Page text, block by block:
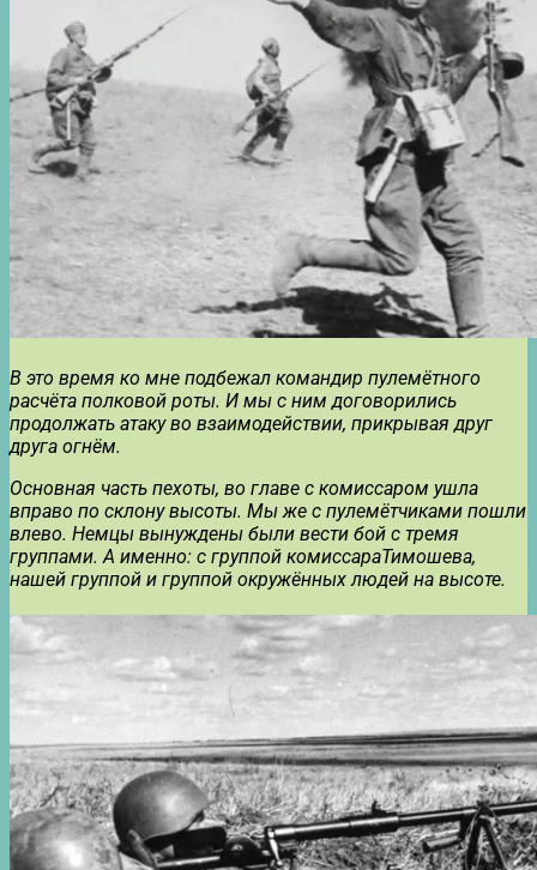
В это время ко мне подбежал командир пулемётного
расчёта полковой роты. И мы с ним договорились
продолжать атаку во взаимодействии, прикрывая друг
друга огнём.
Основная часть пехоты, во главе с комиссаром ушла
вправо по склону высоты. Мы же с пулемётчиками пошли
влево. Немцы вынуждены были вести бой с тремя
группами. А именно: с группой комиссараТимошева,
нашей группой и группой окружённых людей на высоте.